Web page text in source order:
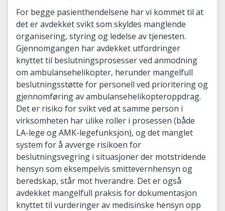
For begge pasienthendelsene har vi kommet til at
det er avdekket svikt som skyldes manglende
organisering, styring og ledelse av tjenesten.
Gjennomgangen har avdekket utfordringer
knyttet til beslutningsprosesser ved anmodning
om ambulansehelikopter, herunder mangelfull
beslutningsstøtte for personell ved prioritering og
gjennomføring av ambulansehelikopteroppdrag.
Det er risiko for svikt ved at samme person i
virksomheten har ulike roller i prosessen (både
LA-lege og AMK-legefunksjon), og det manglet
system for å avverge risikoen for
beslutningsvegring i situasjoner der motstridende
hensyn som eksempelvis smittevernhensyn og
beredskap, står mot hverandre. Det er også
avdekket mangelfull praksis for dokumentasjon
knyttet til vurderinger av medisinske hensyn opp